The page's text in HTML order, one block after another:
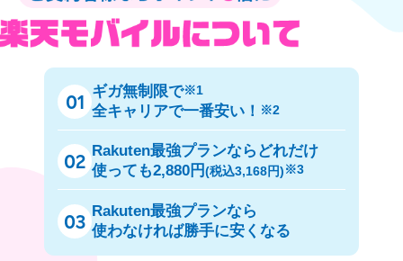
01
ギガ無制限で※1
全キャリアで一番安い！ ※2
02
Rakuten最強プランならどれだけ
使っても2,880円(税込3,168円)※3
03
Rakuten最強プランなら
使わなければ勝手に安くなる